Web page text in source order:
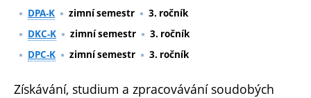
DPA-K
zimní semestr
3. ročník
DKC-K
zimní semestr
3. ročník
DPC-K
zimní semestr 3. ročník
Získávání, studium a zpracovávání soudobých